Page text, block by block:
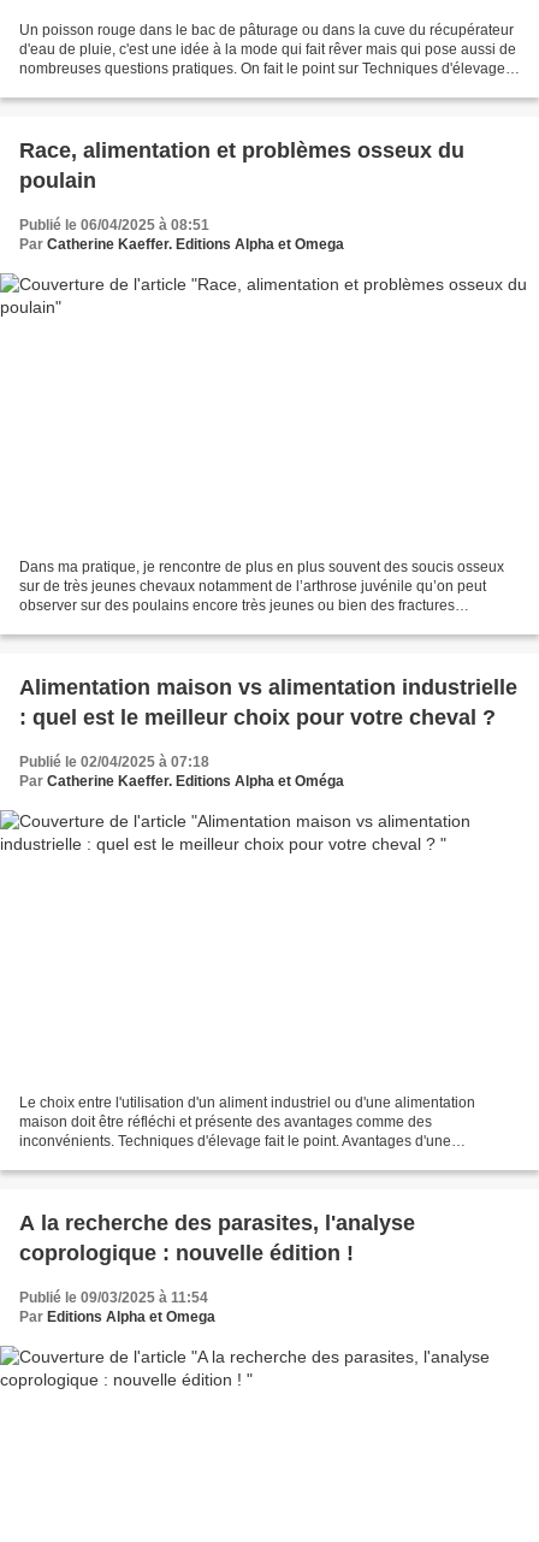
Un poisson rouge dans le bac de pâturage ou dans la cuve du récupérateur
d'eau de pluie, c'est une idée à la mode qui fait rêver mais qui pose aussi de
nombreuses questions pratiques. On fait le point sur Techniques d'élevage.
Race, alimentation et problèmes osseux du
poulain
Publié le 06/04/2025 à 08:51
Par Catherine Kaeffer. Editions Alpha et Omega
Dans ma pratique, je rencontre de plus en plus souvent des soucis osseux
sur de très jeunes chevaux notamment de l’arthrose juvénile qu’on peut
observer sur des poulains encore très jeunes ou bien des fractures
Alimentation maison vs alimentation industrielle
: quel est le meilleur choix pour votre cheval ?
Publié le 02/04/2025 à 07:18
Par Catherine Kaeffer. Editions Alpha et Oméga
Le choix entre l'utilisation d'un aliment industriel ou d'une alimentation
maison doit être réfléchi et présente des avantages comme des
inconvénients. Techniques d'élevage fait le point. Avantages d'une
A la recherche des parasites, l'analyse
coprologique : nouvelle édition !
Publié le 09/03/2025 à 11:54
Par Editions Alpha et Omega